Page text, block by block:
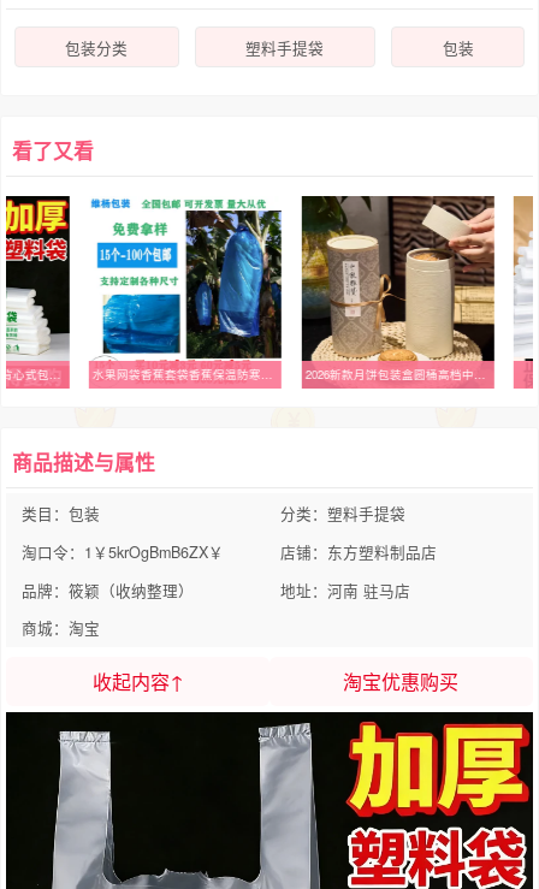
包装分类 塑料手提袋 包装
看了又看
外卖食品级打包袋加厚背心式包装塑料袋超市透明购物袋方便手提袋 水果网袋香蕉套袋香蕉保温防寒袋防虫袋香蕉珍珠棉套袋胶袋网套 2026新款月饼包装盒圆桶高档中秋礼盒8粒蛋黄酥冰皮空盒子礼品盒
商品描述与属性
类目：包装
分类：塑料手提袋
淘口令：1￥5krOgBmB6ZX￥
店铺：东方塑料制品店
品牌：筱颖（收纳整理）
地址：河南 驻马店
商城：淘宝
收起内容↑ 淘宝优惠购买